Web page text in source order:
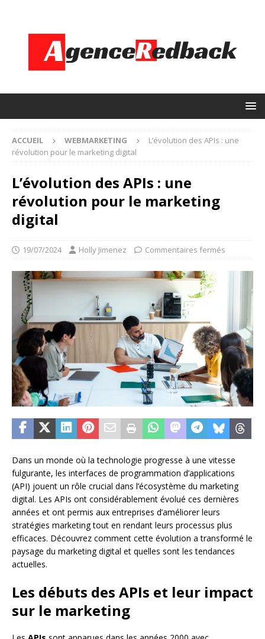
ACCUEIL WEBMARKETING
L’évolution des APIs : une
révolution pour le marketing digital
L’évolution des APIs : une
révolution pour le marketing
digital
19/07/2024 Holly Jimenez Commentaires fermés
Dans un monde où la technologie progresse à une vitesse
fulgurante, les interfaces de programmation d’applications
(API) jouent un rôle crucial dans l’écosystème du marketing
digital. Les APIs ont considérablement évolué ces dernières
années et ont permis aux entreprises d’améliorer leurs
stratégies marketing tout en rendant leurs processus plus
efficaces. Découvrez comment cette évolution a transformé le
paysage du marketing digital et quelles sont les tendances
actuelles.
Les débuts des APIs et leur impact
sur le marketing